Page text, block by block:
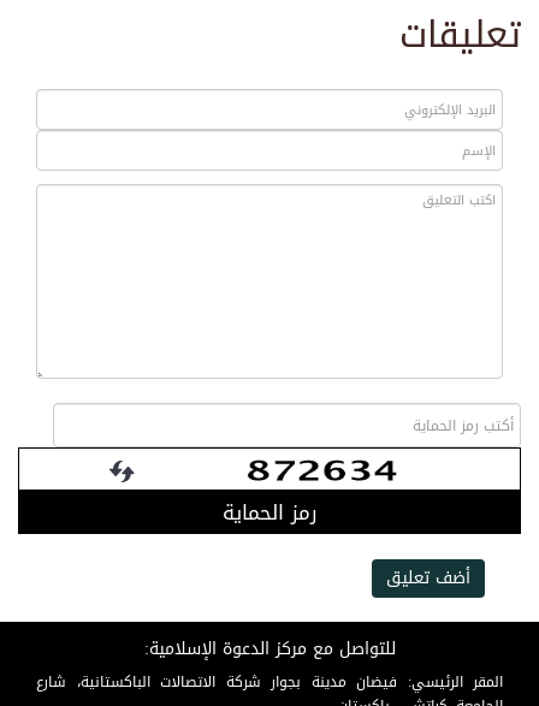
تعليقات
رمز الحماية
أضف تعليق
للتواصل مع مركز الدعوة الإسلامية:
المقر الرئيسي: فيضان مدينة بجوار شركة الاتصالات الباكستانية، شارع